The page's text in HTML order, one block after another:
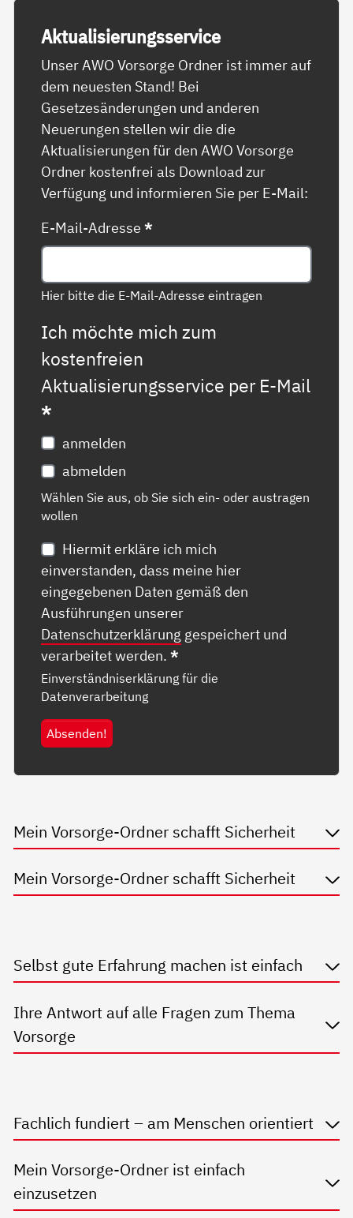
Ak­tua­li­sie­rungs­ser­vice
Unser AWO Vorsorge Ordner ist immer auf
dem neuesten Stand! Bei
Gesetzesänderungen und anderen
Neuerungen stellen wir die die
Aktualisierungen für den AWO Vorsorge
Ordner kostenfrei als Download zur
Verfügung und informieren Sie per E-Mail:
E-Mail-Adresse*
Hier bitte die E-Mail-Adresse eintragen
Ich möchte mich zum
kostenfreien
Aktualisierungsservice per E-Mail
*
anmelden
abmelden
Wählen Sie aus, ob Sie sich ein- oder austragen
wollen
Hiermit erkläre ich mich
einverstanden, dass meine hier
eingegebenen Daten gemäß den
Ausführungen unserer
Datenschutzerklärung gespeichert und
verarbeitet werden.*
Einverständniserklärung für die
Datenverarbeitung
Absenden!
Mein Vorsorge-Ordner schafft Sicherheit
Mein Vorsorge-Ordner schafft Sicherheit
Selbst gute Erfahrung machen ist einfach
Ihre Antwort auf alle Fragen zum Thema
Vorsorge
Fachlich fundiert – am Menschen orientiert
Mein Vorsorge-Ordner ist einfach
einzusetzen